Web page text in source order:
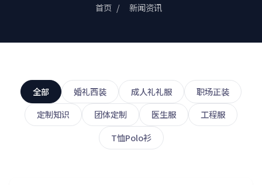
首页 / 新闻资讯
全部 婚礼西装 成人礼礼服
职场正装
定制知识
团体定制 医生服
工程服
T恤Polo衫